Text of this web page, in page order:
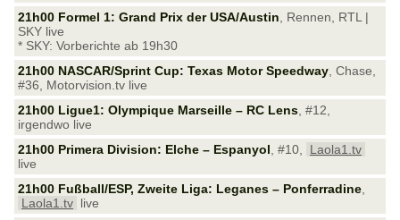
21h00 Formel 1: Grand Prix der USA/Austin , Rennen, RTL |
SKY live
* SKY: Vorberichte ab 19h30
21h00 NASCAR/Sprint Cup: Texas Motor Speedway , Chase,
#36, Motorvision.tv live
21h00 Ligue1: Olympique Marseille – RC Lens , #12,
irgendwo live
21h00 Primera Division: Elche – Espanyol , #10,
Laola1.tv
live
21h00 Fußball/ESP, Zweite Liga: Leganes – Ponferradine
Laola1.tv live